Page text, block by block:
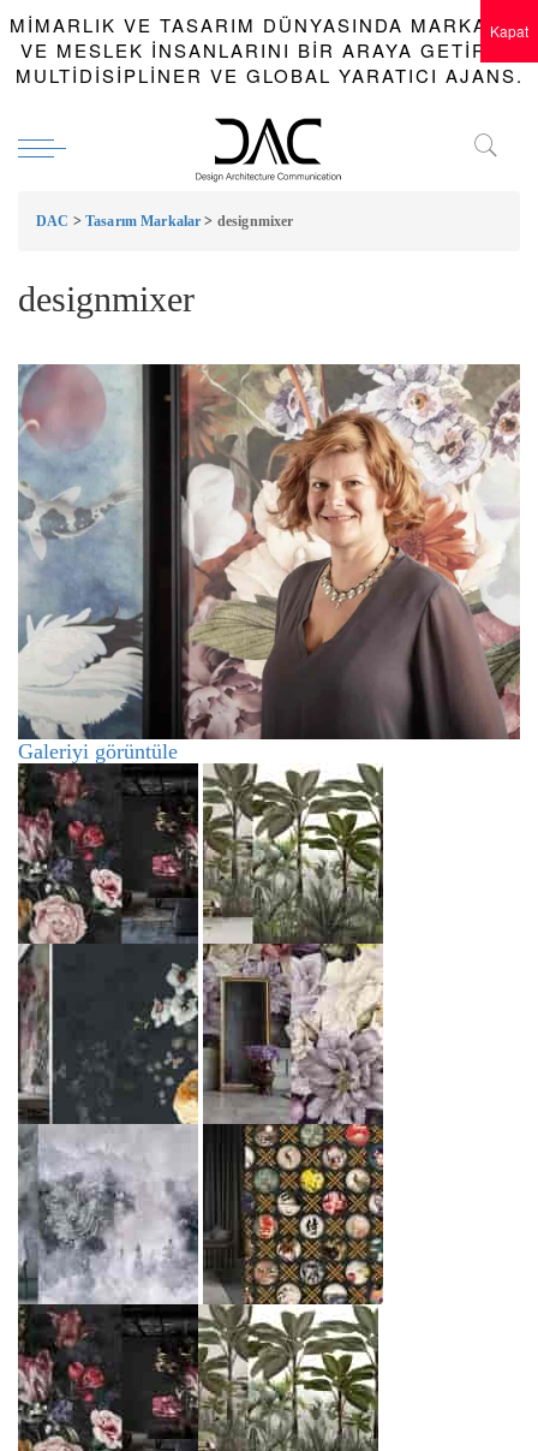
MIMARLIK VE TASARIM DÜNYASINDA MARKALAR
VE MESLEK INSANLARINI BIR ARAYA GETIREN
MULTIDISIPLINER VE GLOBAL YARATICI AJANS.
DAC > Tasarım Markalar > designmixer
designmixer
Galeriyi görüntüle
Kapat